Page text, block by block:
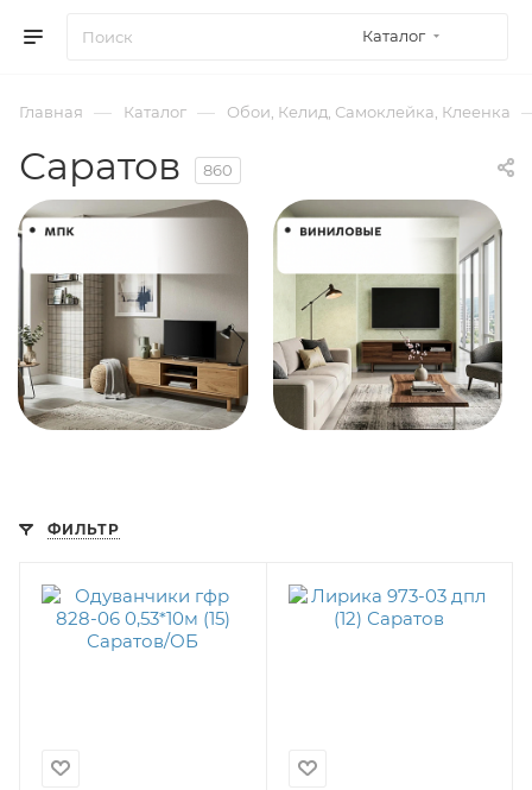
Каталог
Главная — Каталог — Обои, Келид, Самоклейка, Клеенка
Саратов 860
ФИЛЬТР